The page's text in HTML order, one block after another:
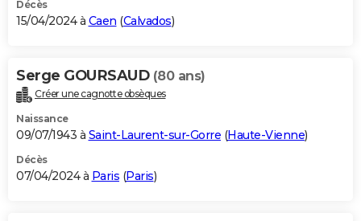
Décès
15/04/2024 à Caen (Calvados)
Serge GOURSAUD (80 ans)
Créer une cagnotte obsèques
Naissance
09/07/1943 à Saint-Laurent-sur-Gorre (Haute-Vienne)
Décès
07/04/2024 à Paris (Paris)